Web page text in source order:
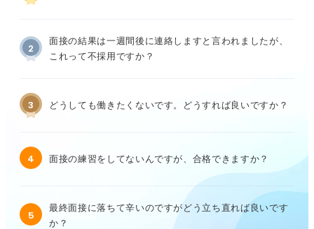
2
面接の結果は一週間後に連絡しますと言われましたが、
これって不採用ですか？
3 どうしても働きたくないです。どうすれば良いですか？
4 面接の練習をしてないんですが、合格できますか？
5
最終面接に落ちて辛いのですがどう立ち直れば良いです
か？